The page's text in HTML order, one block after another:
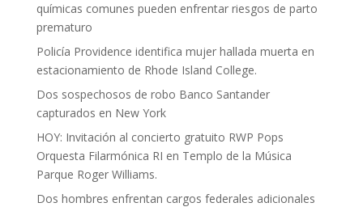
químicas comunes pueden enfrentar riesgos de parto
prematuro
Policía Providence identifica mujer hallada muerta en
estacionamiento de Rhode Island College.
Dos sospechosos de robo Banco Santander
capturados en New York
HOY: Invitación al concierto gratuito RWP Pops
Orquesta Filarmónica RI en Templo de la Música
Parque Roger Williams.
Dos hombres enfrentan cargos federales adicionales